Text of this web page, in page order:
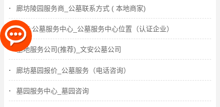
廊坊陵园服务商_公墓联系方式 ( 本地商家)
供应:公墓服务中心_公墓服务中心位置（认证企业）
墓地服务公司(推荐)_文安公墓公司
廊坊墓园报价_公墓服务（电话咨询）
墓园服务中心_墓园咨询